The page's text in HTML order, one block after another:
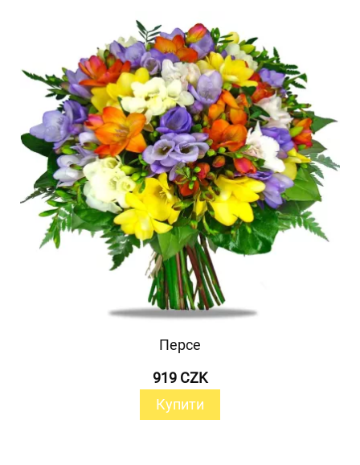
Персе
919 CZK
Купити